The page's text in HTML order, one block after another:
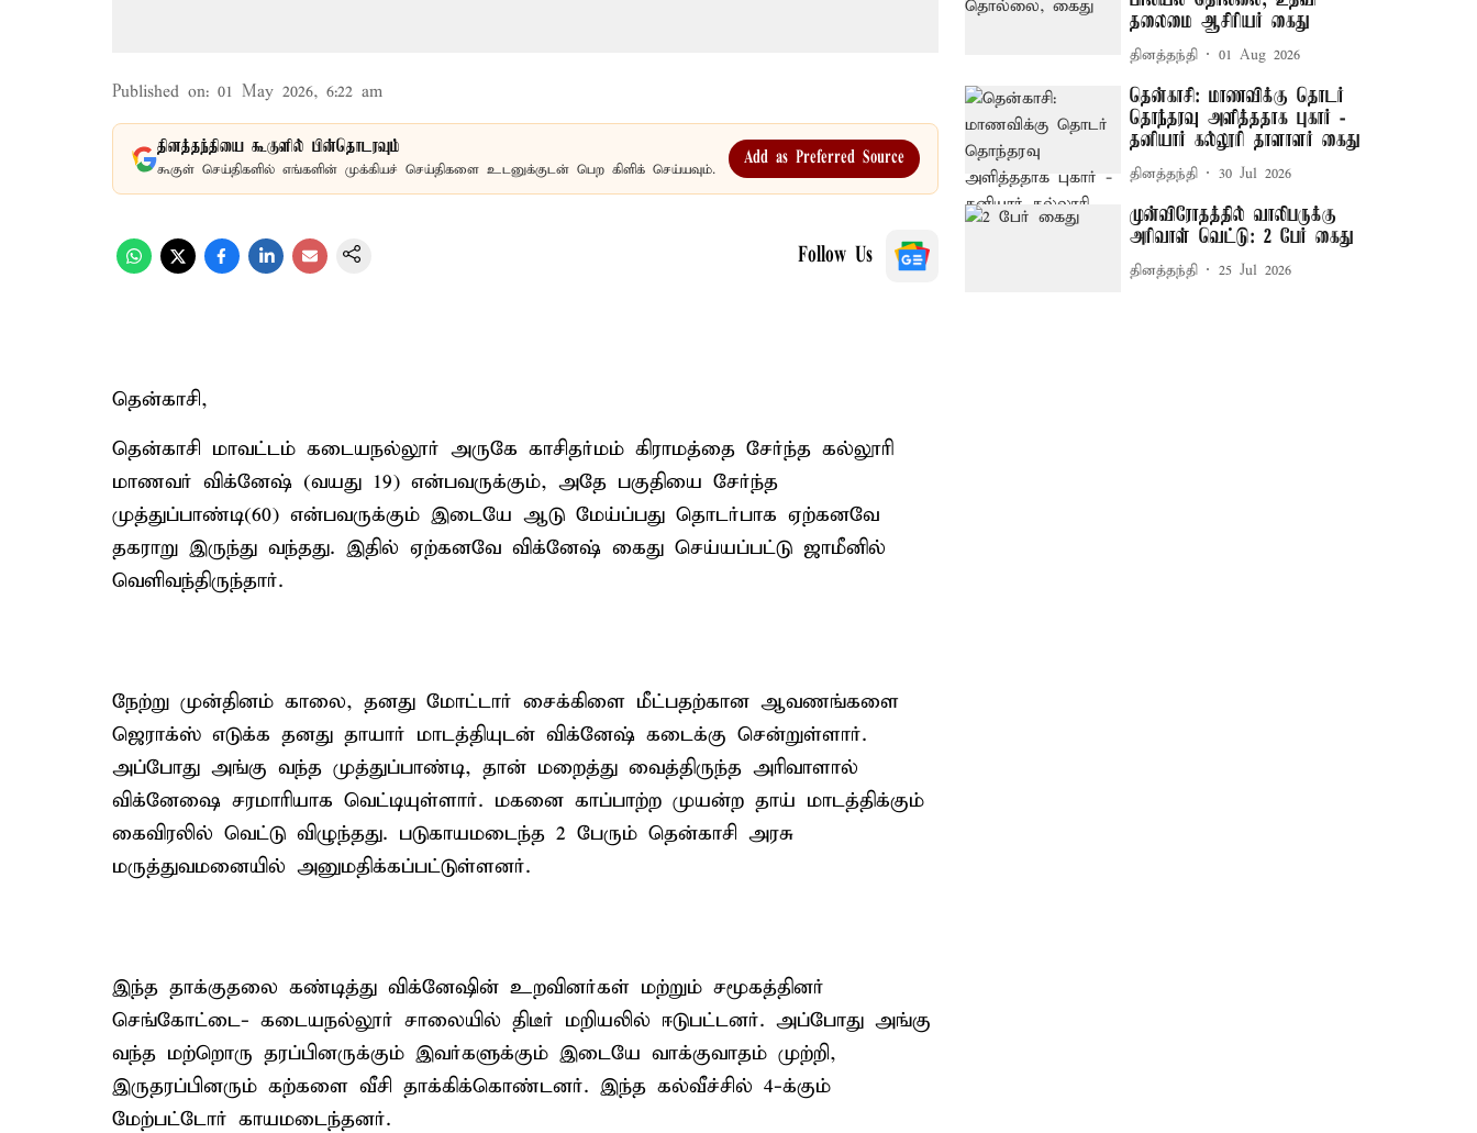
Published on: 01 May 2026, 6:22 am
தினத்தந்தியை கூகுளில் பின்தொடரவும்
கூகுள் செய்திகளில் எங்களின் முக்கியச் செய்திகளை உடனுக்குடன் பெற கிளிக் செய்யவும்.
Add as Preferred Source
Follow Us
தென்காசி,
தென்காசி மாவட்டம் கடையநல்லூர் அருகே காசிதர்மம் கிராமத்தை சேர்ந்த கல்லூரி
மாணவர் விக்னேஷ் (வயது 19) என்பவருக்கும், அதே பகுதியை சேர்ந்த
முத்துப்பாண்டி(60) என்பவருக்கும் இடையே ஆடு மேய்ப்பது தொடர்பாக ஏற்கனவே
தகராறு இருந்து வந்தது. இதில் ஏற்கனவே விக்னேஷ் கைது செய்யப்பட்டு ஜாமீனில்
வெளிவந்திருந்தார்.
நேற்று முன்தினம் காலை, தனது மோட்டார் சைக்கிளை மீட்பதற்கான ஆவணங்களை
ஜெராக்ஸ் எடுக்க தனது தாயார் மாடத்தியுடன் விக்னேஷ் கடைக்கு சென்றுள்ளார்.
அப்போது அங்கு வந்த முத்துப்பாண்டி, தான் மறைத்து வைத்திருந்த அரிவாளால்
விக்னேஷை சரமாரியாக வெட்டியுள்ளார். மகனை காப்பாற்ற முயன்ற தாய் மாடத்திக்கும்
கைவிரலில் வெட்டு விழுந்தது. படுகாயமடைந்த 2 பேரும் தென்காசி அரசு
மருத்துவமனையில் அனுமதிக்கப்பட்டுள்ளனர்.
இந்த தாக்குதலை கண்டித்து விக்னேஷின் உறவினர்கள் மற்றும் சமூகத்தினர்
செங்கோட்டை- கடையநல்லூர் சாலையில் திடீர் மறியலில் ஈடுபட்டனர். அப்போது அங்கு
வந்த மற்றொரு தரப்பினருக்கும் இவர்களுக்கும் இடையே வாக்குவாதம் முற்றி,
இருதரப்பினரும் கற்களை வீசி தாக்கிக்கொண்டனர். இந்த கல்வீச்சில் 4-க்கும்
மேற்பட்டோர் காயமடைந்தனர்.
தலைமை ஆசிரியர் கைது
தினத்தந்தி 01 Aug 2026
தென்காசி: மாணவிக்கு தொடர்
தொந்தரவு அளித்ததாக புகார் -
தனியார் கல்லூரி தாளாளர் கைது
தினத்தந்தி 30 Jul 2026
முன்விரோதத்தில் வாலிபருக்கு
அரிவாள் வெட்டு: 2 பேர் கைது
தினத்தந்தி 25 Jul 2026